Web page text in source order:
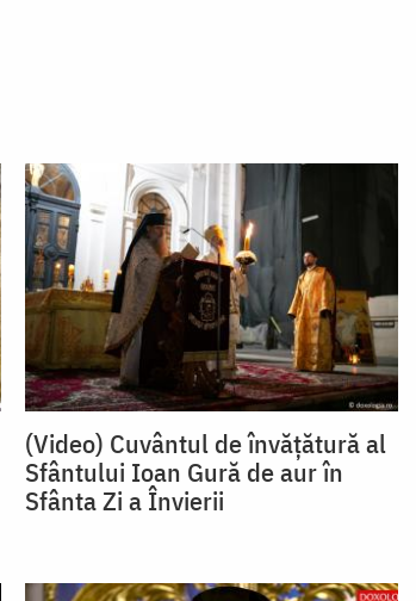
(Video) Cuvântul de învățătură al
Sfântului Ioan Gură de aur în
Sfânta Zi a Învierii